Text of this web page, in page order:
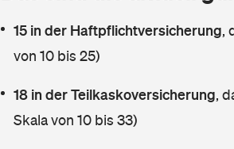
15 in der Haftpflichtversicherung,
von 10 bis 25)
18 in der Teilkaskoversicherung,
Skala von 10 bis 33)